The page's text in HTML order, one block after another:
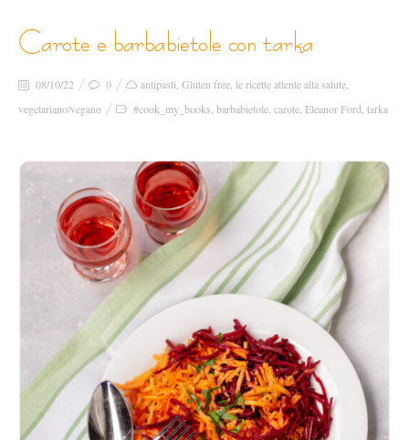
carote e barbabietole con tarka
08/10/22 0 antipasti Gluten free le ricette attente alla salute
vegetariano/vegano
#cook_my_books barbabietole carote Eleanor Ford tarka